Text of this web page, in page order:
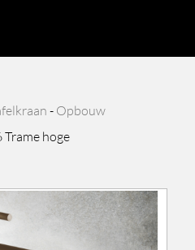
- Opbouw
Trame hoge